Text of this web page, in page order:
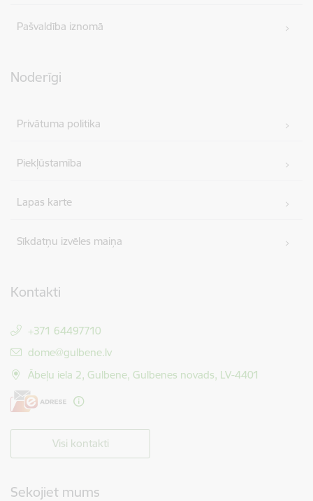
Pašvaldība iznomā
Noderīgi
Privātuma politika
Piekļūstamība
Lapas karte
Sīkdatņu izvēles maiņa
Kontakti
+371 64497710
E-pasts:
dome@gulbene.lv
Ābeļu iela 2, Gulbene, Gulbenes novads, LV-4401
Visi kontakti
Sekojiet mums